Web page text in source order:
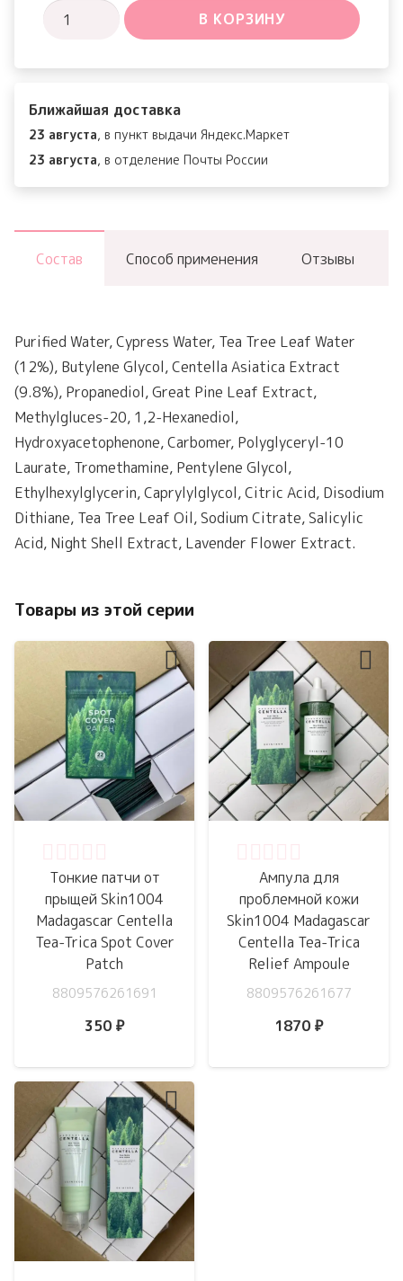
Количество
Tea-
Trica
Purifying
Toner
В КОРЗИНУ
Ближайшая доставка
23 августа, в пункт выдачи Яндекс.Маркет
23 августа, в отделение Почты России
Состав Способ применения Отзывы
Purified Water, Cypress Water, Tea Tree Leaf Water
(12%), Butylene Glycol, Centella Asiatica Extract
(9.8%), Propanediol, Great Pine Leaf Extract,
Methylgluces-20, 1,2-Hexanediol,
Hydroxyacetophenone, Carbomer, Polyglyceryl-10
Laurate, Tromethamine, Pentylene Glycol,
Ethylhexylglycerin, Caprylylglycol, Citric Acid, Disodium
Dithiane, Tea Tree Leaf Oil, Sodium Citrate, Salicylic
Acid, Night Shell Extract, Lavender Flower Extract.
Товары из этой серии
Тонкие патчи от
прыщей Skin1004
Madagascar Centella
Tea-Trica Spot Cover
Patch
8809576261691
350 ₽
Ампула для
проблемной кожи
Skin1004 Madagascar
Centella Tea-Trica
Relief Ampoule
8809576261677
1870 ₽